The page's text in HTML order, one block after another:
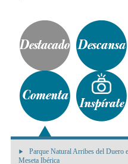
Parque Natural Arribes del Duero
Meseta Ibérica